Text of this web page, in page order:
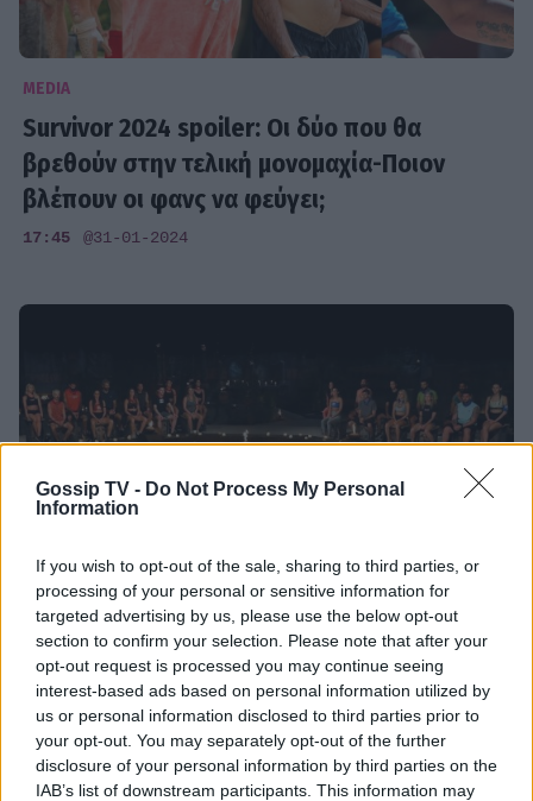
Gossip TV - Do Not Process My Personal
Information
If you wish to opt-out of the sale, sharing to third parties, or
processing of your personal or sensitive information for
targeted advertising by us, please use the below opt-out
section to confirm your selection. Please note that after your
opt-out request is processed you may continue seeing
interest-based ads based on personal information utilized by
us or personal information disclosed to third parties prior to
your opt-out. You may separately opt-out of the further
disclosure of your personal information by third parties on the
IAB’s list of downstream participants. This information may
MEDIA
Survivor 2024 spoiler: Οι δύο που θα
βρεθούν στην τελική μονομαχία-Ποιον
βλέπουν οι φανς να φεύγει;
17:45 @31-01-2024
MEDIA
Survivor: Οι Διάσημοι κέρδισαν και αυτός ο
Μαχητής είναι ο πρώτος υποψήφιος προς
αποχώρηση
@22-01-2024